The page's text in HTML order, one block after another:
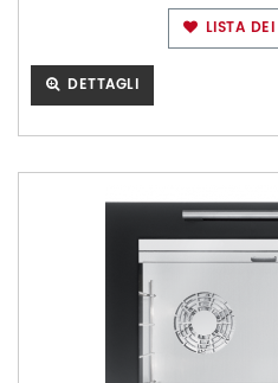
LISTA
DETTAGLI